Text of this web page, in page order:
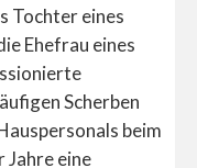
Tochter eines
Ehefrau eines
Scherben
beim
Jahre eine